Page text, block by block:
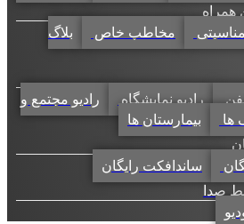
مخاطب خاص
بلاگ
رادیو نمایشگاه
رادیو مجتمع و
بیمارستان ها
ساندافکت رایگان